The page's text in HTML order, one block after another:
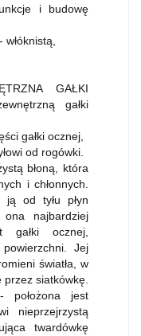
i budowę
GAŁKI
gałki
gałki ocznej,
od rogówki.
błoną, która
i chłonnych.
ją od tyłu płyn
najbardziej
gałki ocznej,
Jej
światła, w
siatkówkę.
położona jest
nieprzejrzystą
twardówkę